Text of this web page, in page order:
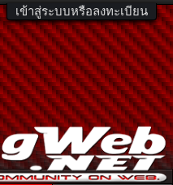
เข้าสู่ระบบหรือลงทะเบียน